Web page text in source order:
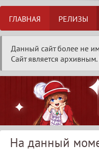
ГЛАВНАЯ РЕЛИЗЫ
Данный сайт более не
Сайт является
На данный